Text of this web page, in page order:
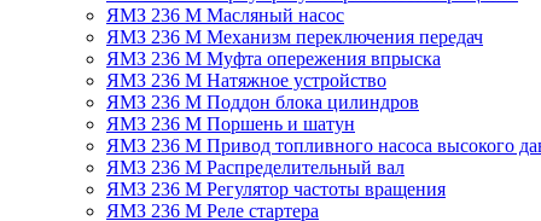
ЯМЗ 236 М Масляный насос
ЯМЗ 236 М Механизм переключения передач
ЯМЗ 236 М Муфта опережения впрыска
ЯМЗ 236 М Натяжное устройство
ЯМЗ 236 М Поддон блока цилиндров
ЯМЗ 236 М Поршень и шатун
ЯМЗ 236 М Привод топливного насоса высокого
ЯМЗ 236 М Распределительный вал
ЯМЗ 236 М Регулятор частоты вращения
ЯМЗ 236 М Реле стартера